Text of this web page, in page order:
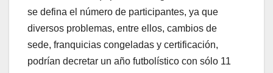
se defina el número de participantes, ya que
diversos problemas, entre ellos, cambios de
sede, franquicias congeladas y certificación,
podrían decretar un año futbolístico con sólo 11